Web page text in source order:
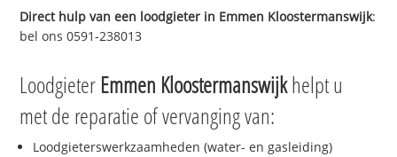
Direct hulp van een loodgieter in Emmen Kloostermanswijk:
bel ons 0591-238013
Loodgieter Emmen Kloostermanswijkhelpt u
met de reparatie of vervanging van:
Loodgieterswerkzaamheden (water- en gasleiding)